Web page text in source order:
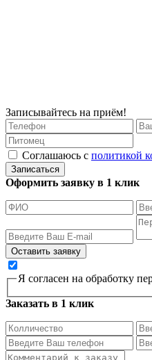
Записывайтесь на приём!
Соглашаюсь с политикой
Записаться
Оформить заявку в 1 клик
Я согласен на обработку
Заказать в 1 клик